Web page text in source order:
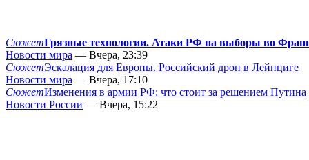
СюжетГрязные технологии. Атаки РФ на выборы во
Новости мира — Вчера, 23:39
СюжетЭскалация для Европы. Российский дрон в Лейпциге
Новости мира — Вчера, 17:10
СюжетИзменения в армии РФ: что стоит за решением Путина
Новости России — Вчера, 15:22